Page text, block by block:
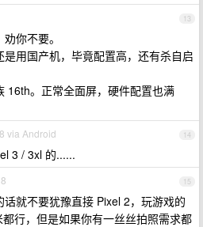
13
你不要。
用国产机，毕竟配置高，还有杀自启
16th。正常全面屏，硬件配置也满
14
via Android
3 / 3xl 的......
15
就不要犹豫直接 Pixel 2，玩游戏的
行，但是如果你有一丝丝拍照需求都